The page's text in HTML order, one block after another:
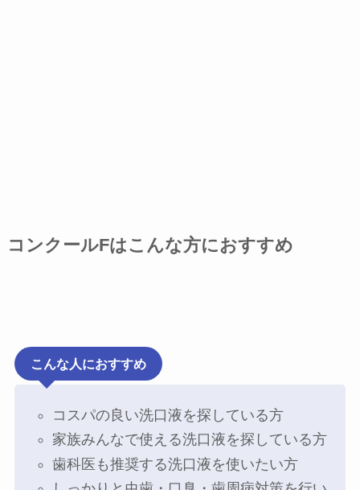
コンクールFはこんな方におすすめ
こんな人におすすめ
コスパの良い洗口液を探している方
家族みんなで使える洗口液を探している方
歯科医も推奨する洗口液を使いたい方